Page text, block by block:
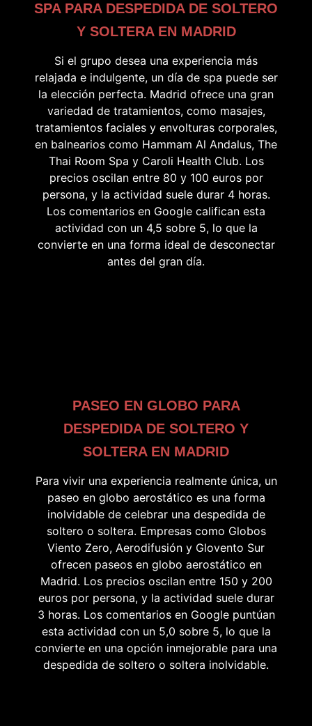
SPA PARA DESPEDIDA DE SOLTERO
Y SOLTERA EN MADRID
Si el grupo desea una experiencia más
relajada e indulgente, un día de spa puede ser
la elección perfecta. Madrid ofrece una gran
variedad de tratamientos, como masajes,
tratamientos faciales y envolturas corporales,
en balnearios como Hammam Al Andalus, The
Thai Room Spa y Caroli Health Club. Los
precios oscilan entre 80 y 100 euros por
persona, y la actividad suele durar 4 horas.
Los comentarios en Google califican esta
actividad con un 4,5 sobre 5, lo que la
convierte en una forma ideal de desconectar
antes del gran día.
PASEO EN GLOBO PARA
DESPEDIDA DE SOLTERO Y
SOLTERA EN MADRID
Para vivir una experiencia realmente única, un
paseo en globo aerostático es una forma
inolvidable de celebrar una despedida de
soltero o soltera. Empresas como Globos
Viento Zero, Aerodifusión y Glovento Sur
ofrecen paseos en globo aerostático en
Madrid. Los precios oscilan entre 150 y 200
euros por persona, y la actividad suele durar
3 horas. Los comentarios en Google puntúan
esta actividad con un 5,0 sobre 5, lo que la
convierte en una opción inmejorable para una
despedida de soltero o soltera inolvidable.